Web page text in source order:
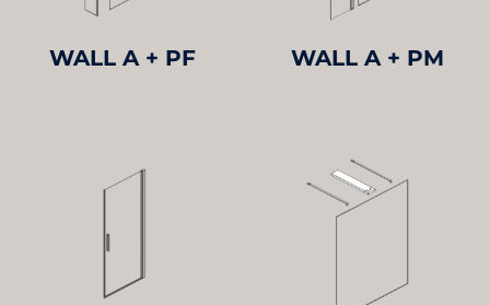
WALL A + PF WALL A + PM